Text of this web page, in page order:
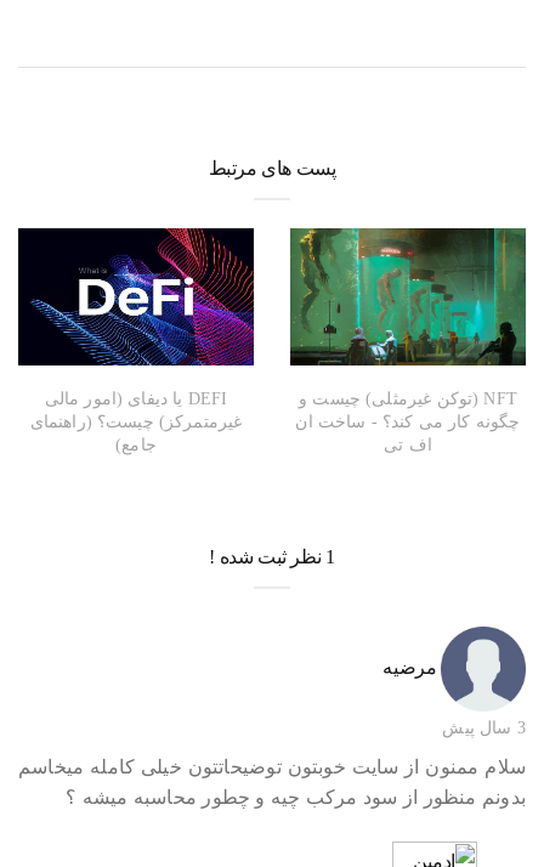
پست های مرتبط
DEFI یا دیفای (امور مالی
غیرمتمرکز) چیست؟ (راهنمای
جامع)
NFT (توکن غیرمثلی) چیست و
چگونه کار می کند؟ - ساخت ان
اف تی
1 نظر ثبت شده !
مرضیه
3 سال پیش
سلام ممنون از سایت خوبتون توضیحاتتون خیلی کامله میخاسم
بدونم منظور از سود مرکب چیه و چطور محاسبه میشه ؟